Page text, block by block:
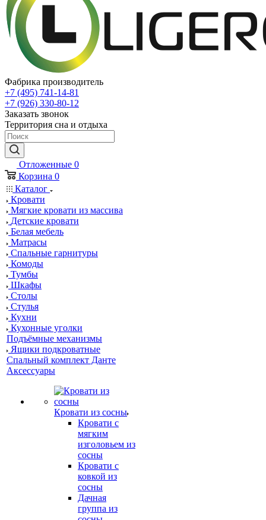
Фабрика производитель
+7 (495) 741-14-81
+7 (926) 330-80-12
Заказать звонок
Территория сна и отдыха
Отложенные 0
Корзина 0
Каталог
Кровати
Мягкие кровати из массива
Детские кровати
Белая мебель
Матрасы
Спальные гарнитуры
Комоды
Тумбы
Шкафы
Столы
Стулья
Кухни
Кухонные уголки
Подъёмные механизмы
Ящики подкроватные
Спальный комплект Данте
Аксессуары
Кровати из сосны
Кровати с
мягким
изголовьем из
сосны
Кровати с
ковкой из
сосны
Дачная
группа из